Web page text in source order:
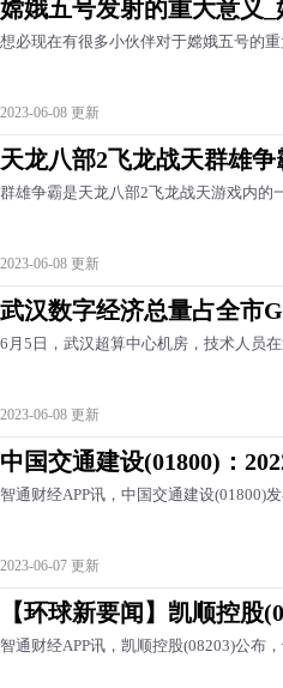
嫦娥五号发射的重大意义
想必现在有很多小伙伴对于嫦娥五号的
2023-06-08 更新
天龙八部2飞龙战天群雄
群雄争霸是天龙八部2飞龙战天游戏内的
2023-06-08 更新
武汉数字经济总量占全市
6月5日，武汉超算中心机房，技术人员
2023-06-08 更新
中国交通建设(01800)：
智通财经APP讯，中国交通建设(01800)
2023-06-07 更新
【环球新要闻】凯顺控股
智通财经APP讯，凯顺控股(08203)公布